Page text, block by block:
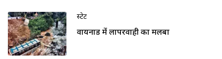
स्टेट
वायनाड में लापरवाही का मलबा